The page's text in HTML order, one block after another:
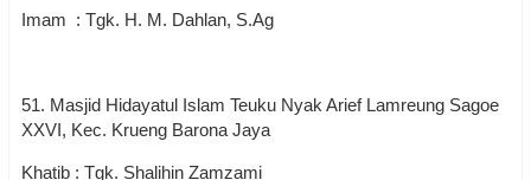
Imam : Tgk. H. M. Dahlan, S.Ag
51. Masjid Hidayatul Islam Teuku Nyak Arief Lamreung Sagoe
XXVI, Kec. Krueng Barona Jaya
Khatib : Tgk. Shalihin Zamzami